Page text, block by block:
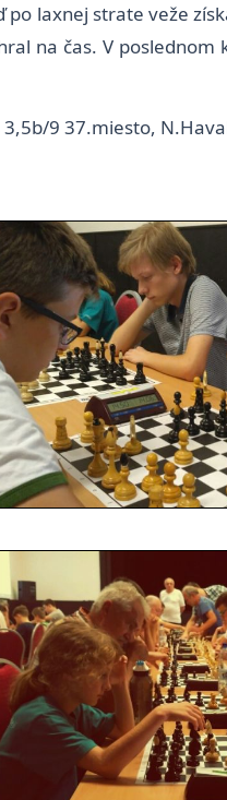
laxnej strate veže
na čas. V
9 37.miesto,